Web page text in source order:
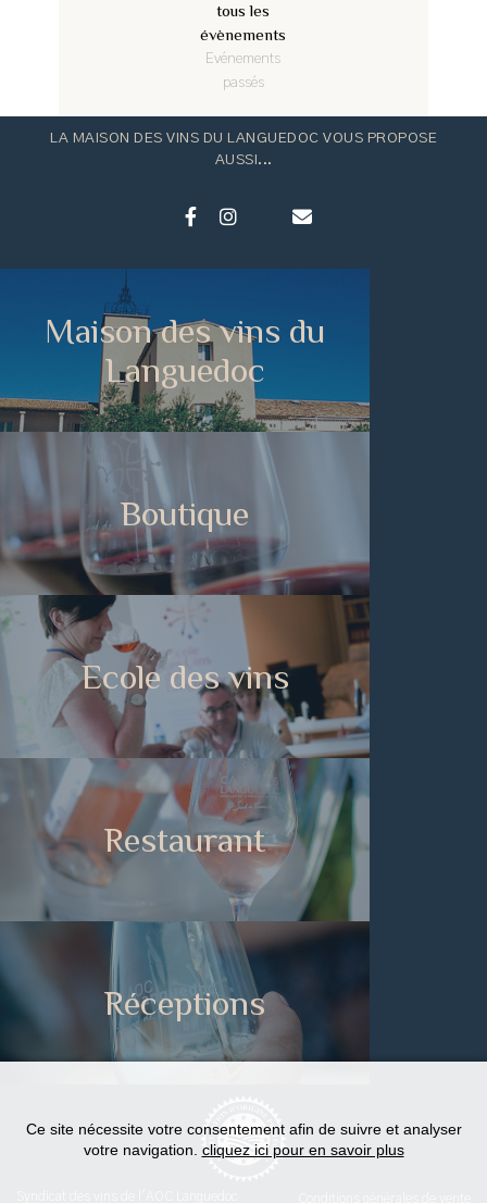
tous les
évènements
Evénements
passés
LA MAISON DES VINS DU LANGUEDOC VOUS PROPOSE
AUSSI...
Maison des vins du
Languedoc
Boutique
Ecole des vins
Restaurant
Réceptions
Ce site nécessite votre consentement afin de suivre et analyser
votre navigation. cliquez ici pour en savoir plus